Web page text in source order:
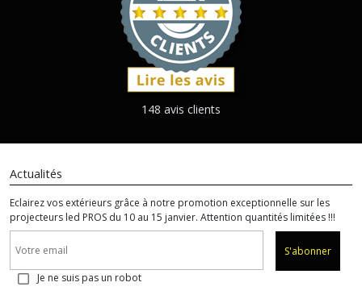
148 avis clients
Actualités
Eclairez vos extérieurs grâce à notre promotion exceptionnelle sur les
projecteurs led PROS du 10 au 15 janvier. Attention quantités limitées !!!
S'abonner
Je ne suis pas un robot